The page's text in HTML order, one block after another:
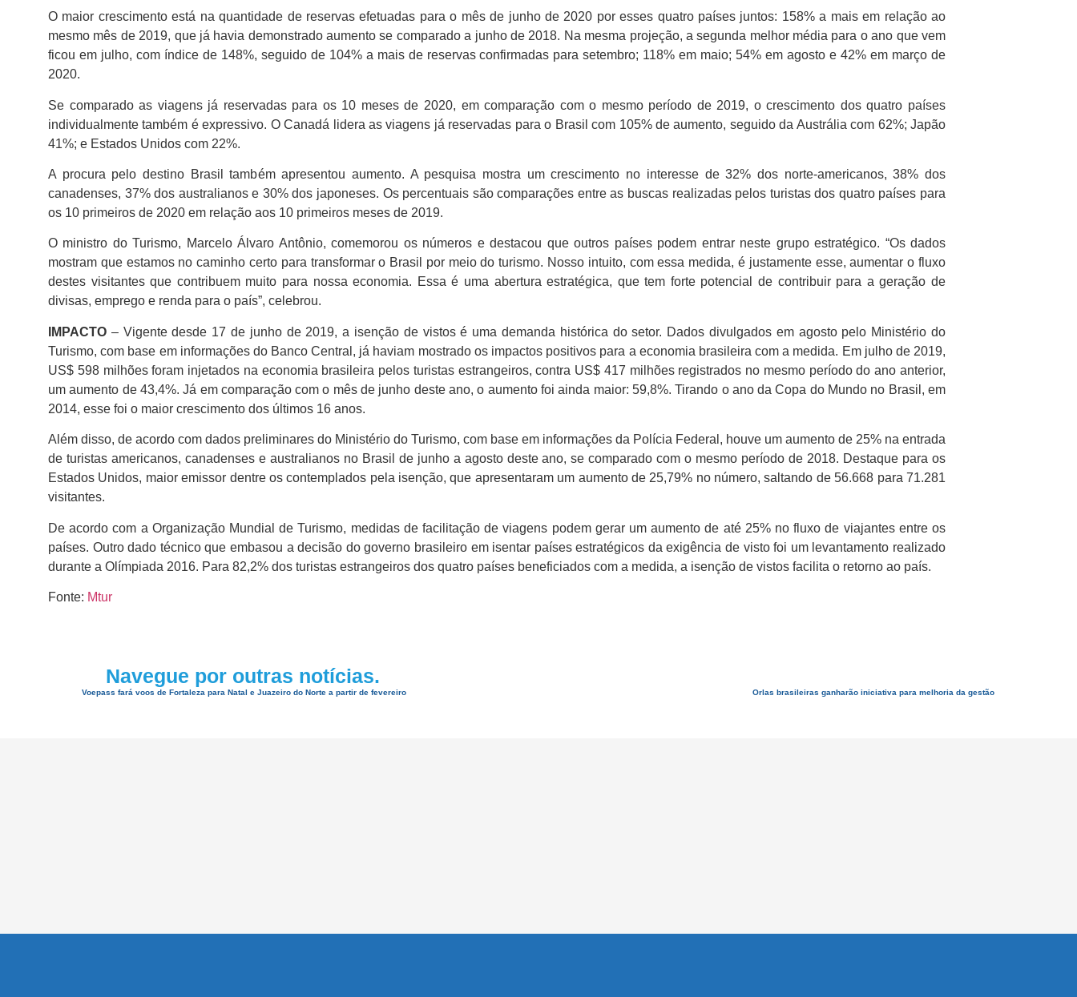
O maior crescimento está na quantidade de reservas efetuadas para o mês de junho de 2020 por esses quatro países juntos: 158% a mais em relação ao
mesmo mês de 2019, que já havia demonstrado aumento se comparado a junho de 2018. Na mesma projeção, a segunda melhor média para o ano que vem
ficou em julho, com índice de 148%, seguido de 104% a mais de reservas confirmadas para setembro; 118% em maio; 54% em agosto e 42% em março de
2020.
Se comparado as viagens já reservadas para os 10 meses de 2020, em comparação com o mesmo período de 2019, o crescimento dos quatro países
individualmente também é expressivo. O Canadá lidera as viagens já reservadas para o Brasil com 105% de aumento, seguido da Austrália com 62%; Japão
41%; e Estados Unidos com 22%.
A procura pelo destino Brasil também apresentou aumento. A pesquisa mostra um crescimento no interesse de 32% dos norte-americanos, 38% dos
canadenses, 37% dos australianos e 30% dos japoneses. Os percentuais são comparações entre as buscas realizadas pelos turistas dos quatro países para
os 10 primeiros de 2020 em relação aos 10 primeiros meses de 2019.
O ministro do Turismo, Marcelo Álvaro Antônio, comemorou os números e destacou que outros países podem entrar neste grupo estratégico. “Os dados
mostram que estamos no caminho certo para transformar o Brasil por meio do turismo. Nosso intuito, com essa medida, é justamente esse, aumentar o fluxo
destes visitantes que contribuem muito para nossa economia. Essa é uma abertura estratégica, que tem forte potencial de contribuir para a geração de
divisas, emprego e renda para o país”, celebrou.
IMPACTO – Vigente desde 17 de junho de 2019, a isenção de vistos é uma demanda histórica do setor. Dados divulgados em agosto pelo Ministério do
Turismo, com base em informações do Banco Central, já haviam mostrado os impactos positivos para a economia brasileira com a medida. Em julho de 2019,
US$ 598 milhões foram injetados na economia brasileira pelos turistas estrangeiros, contra US$ 417 milhões registrados no mesmo período do ano anterior,
um aumento de 43,4%. Já em comparação com o mês de junho deste ano, o aumento foi ainda maior: 59,8%. Tirando o ano da Copa do Mundo no Brasil, em
2014, esse foi o maior crescimento dos últimos 16 anos.
Além disso, de acordo com dados preliminares do Ministério do Turismo, com base em informações da Polícia Federal, houve um aumento de 25% na entrada
de turistas americanos, canadenses e australianos no Brasil de junho a agosto deste ano, se comparado com o mesmo período de 2018. Destaque para os
Estados Unidos, maior emissor dentre os contemplados pela isenção, que apresentaram um aumento de 25,79% no número, saltando de 56.668 para 71.281
visitantes.
De acordo com a Organização Mundial de Turismo, medidas de facilitação de viagens podem gerar um aumento de até 25% no fluxo de viajantes entre os
países. Outro dado técnico que embasou a decisão do governo brasileiro em isentar países estratégicos da exigência de visto foi um levantamento realizado
durante a Olímpiada 2016. Para 82,2% dos turistas estrangeiros dos quatro países beneficiados com a medida, a isenção de vistos facilita o retorno ao país.
Fonte: Mtur
Navegue por outras notícias.
Voepass fará voos de Fortaleza para Natal e Juazeiro do Norte a partir de fevereiro Orlas brasileiras ganharão iniciativa para melhoria da gestão